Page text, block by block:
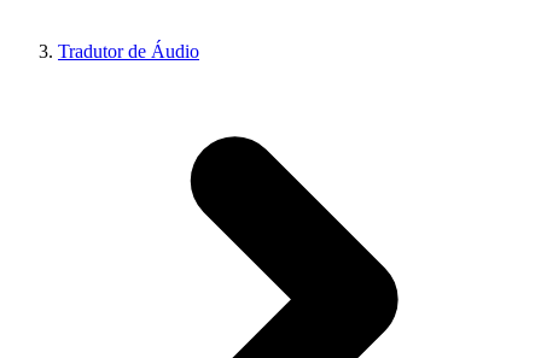
Tradutor de Áudio